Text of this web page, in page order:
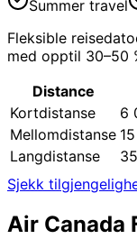
Summer travel
Fleksible
med opptil 30–50
Distance
Kortdistanse
6
Mellomdistanse
Langdistanse
Sjekk
Air Canada